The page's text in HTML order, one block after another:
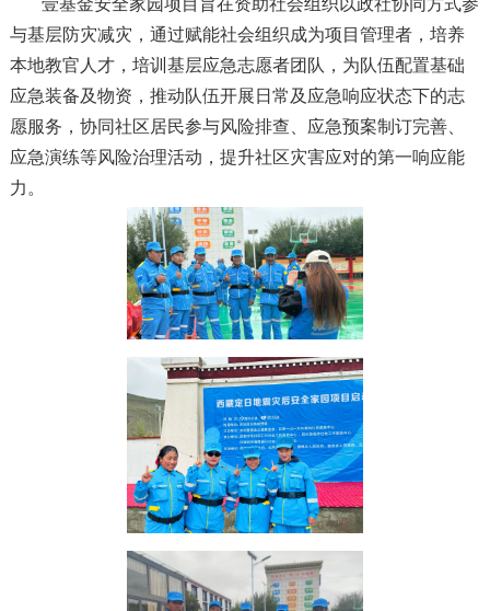
壹基金安全家园项目旨在资助社会组织以政社协同方式参
与基层防灾减灾，通过赋能社会组织成为项目管理者，培养
本地教官人才，培训基层应急志愿者团队，为队伍配置基础
应急装备及物资，推动队伍开展日常及应急响应状态下的志
愿服务，协同社区居民参与风险排查、应急预案制订完善、
应急演练等风险治理活动，提升社区灾害应对的第一响应能
力。